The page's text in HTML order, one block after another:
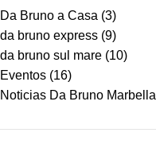
Da Bruno a Casa (3)
da bruno express (9)
da bruno sul mare (10)
Eventos (16)
Noticias Da Bruno Marbella